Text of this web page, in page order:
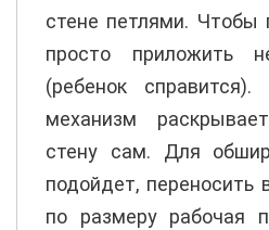
стене петлями. Чтобы
просто приложить
(ребенок
механизм
стену сам. Для
подойдет, переносить
по размеру рабочая